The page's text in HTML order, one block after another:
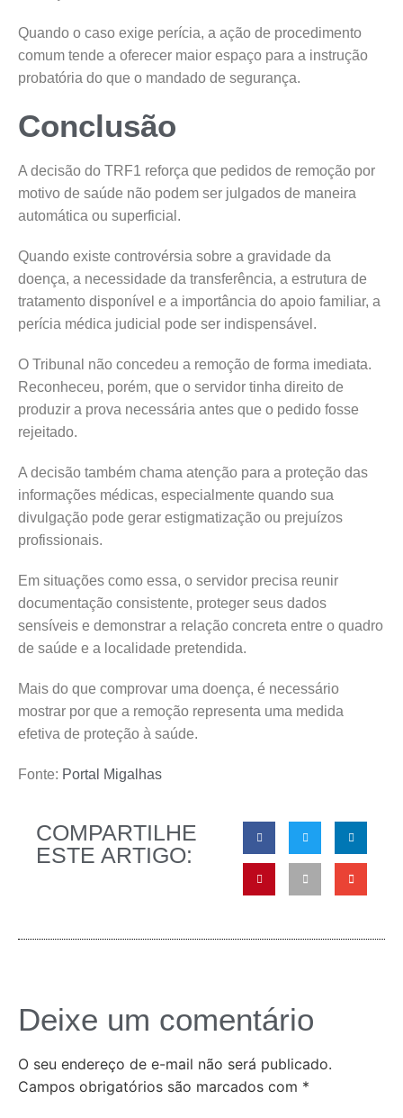
Quando o caso exige perícia, a ação de procedimento
comum tende a oferecer maior espaço para a instrução
probatória do que o mandado de segurança.
Conclusão
A decisão do TRF1 reforça que pedidos de remoção por
motivo de saúde não podem ser julgados de maneira
automática ou superficial.
Quando existe controvérsia sobre a gravidade da
doença, a necessidade da transferência, a estrutura de
tratamento disponível e a importância do apoio familiar, a
perícia médica judicial pode ser indispensável.
O Tribunal não concedeu a remoção de forma imediata.
Reconheceu, porém, que o servidor tinha direito de
produzir a prova necessária antes que o pedido fosse
rejeitado.
A decisão também chama atenção para a proteção das
informações médicas, especialmente quando sua
divulgação pode gerar estigmatização ou prejuízos
profissionais.
Em situações como essa, o servidor precisa reunir
documentação consistente, proteger seus dados
sensíveis e demonstrar a relação concreta entre o quadro
de saúde e a localidade pretendida.
Mais do que comprovar uma doença, é necessário
mostrar por que a remoção representa uma medida
efetiva de proteção à saúde.
Fonte: Portal Migalhas
COMPARTILHE
ESTE ARTIGO:
Deixe um comentário
O seu endereço de e-mail não será publicado.
Campos obrigatórios são marcados com *